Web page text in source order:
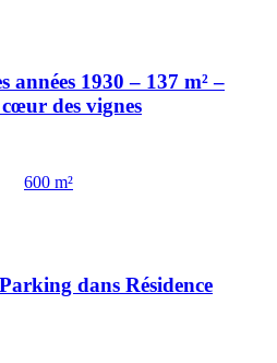
années 1930 – 137 m² –
des vignes
600 m²
dans Résidence